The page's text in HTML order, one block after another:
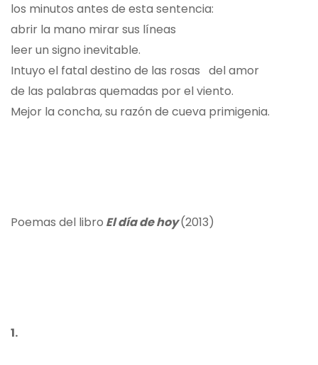
los minutos antes de esta sentencia:
abrir la mano mirar sus líneas
leer un signo inevitable.
Intuyo el fatal destino de las rosas del amor
de las palabras quemadas por el viento.
Mejor la concha, su razón de cueva primigenia.
Poemas del libro El día de hoy(2013)
1.